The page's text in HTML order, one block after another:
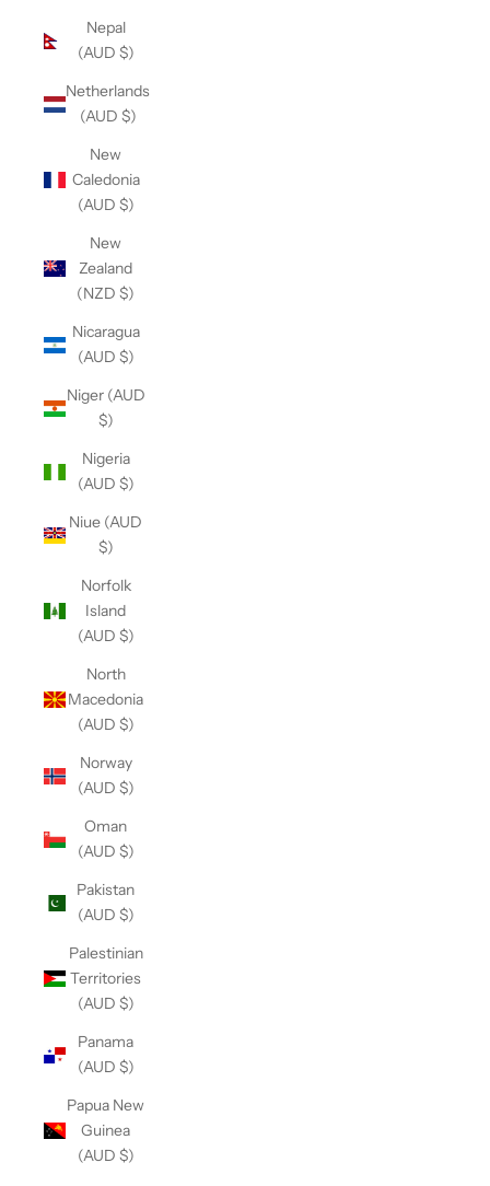
Nepal
(AUD $)
Netherlands
(AUD $)
New
Caledonia
(AUD $)
New
Zealand
(NZD $)
Nicaragua
(AUD $)
Niger (AUD
$)
Nigeria
(AUD $)
Niue (AUD
$)
Norfolk
Island
(AUD $)
North
Macedonia
(AUD $)
Norway
(AUD $)
Oman
(AUD $)
Pakistan
(AUD $)
Palestinian
Territories
(AUD $)
Panama
(AUD $)
Papua New
Guinea
(AUD $)